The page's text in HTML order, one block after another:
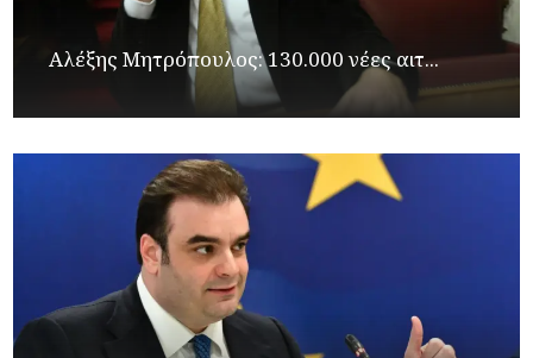
Αλέξης Μητρόπουλος: 130.000 νέες αιτ...